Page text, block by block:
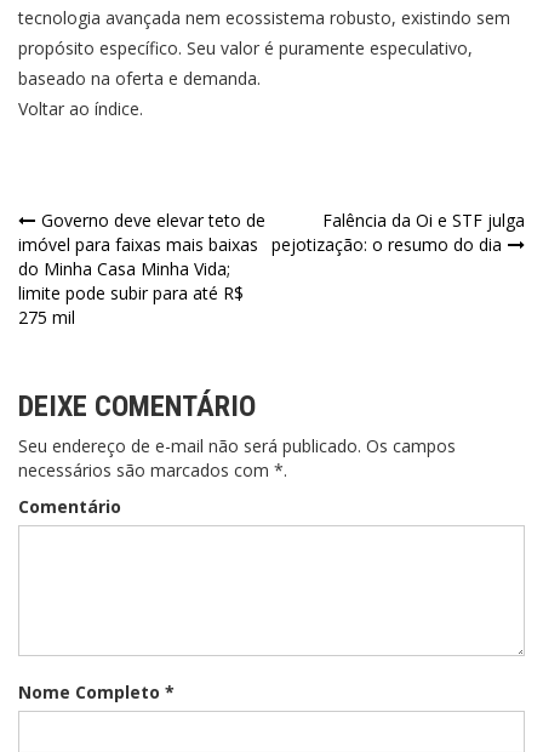
tecnologia avançada nem ecossistema robusto, existindo sem
propósito específico. Seu valor é puramente especulativo,
baseado na oferta e demanda.
Voltar ao índice.
Navegação
de
Post
Governo deve elevar teto de
imóvel para faixas mais baixas
do Minha Casa Minha Vida;
limite pode subir para até R$
275 mil
Falência da Oi e STF julga
pejotização: o resumo do dia
DEIXE COMENTÁRIO
Seu endereço de e-mail não será publicado. Os campos
necessários são marcados com *.
Comentário
Nome Completo *